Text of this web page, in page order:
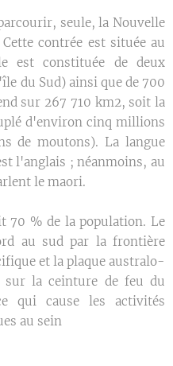
seule, la Nouvelle
contrée est située au
est constituée de deux
du Sud) ainsi que de 700
sur 267 710 km2, soit la
d'environ cinq millions
de moutons). La langue
l'anglais ; néanmoins, au
le maori.
70 % de la population. Le
au sud par la frontière
et la plaque australo-
sur la ceinture de feu du
qui cause les activités
au sein